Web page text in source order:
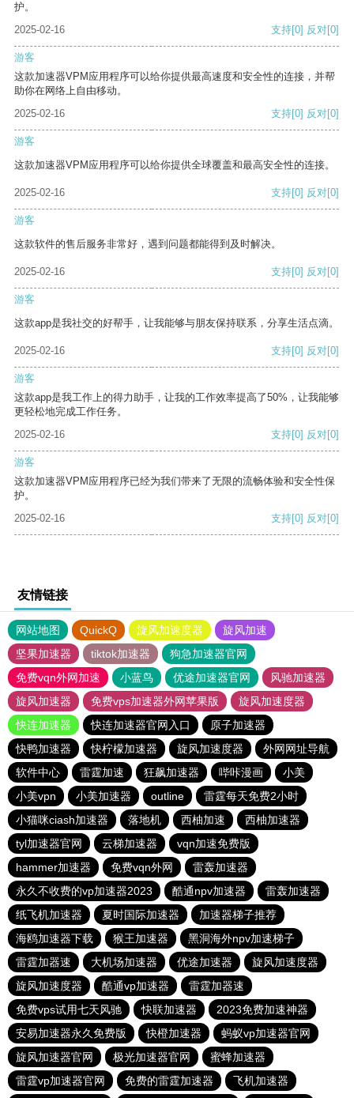
护。
2025-02-16
支持[0] 反对[0]
游客
这款加速器VPM应用程序可以给你提供最高速度和安全性的连接，并帮
助你在网络上自由移动。
2025-02-16
支持[0] 反对[0]
游客
这款加速器VPM应用程序可以给你提供全球覆盖和最高安全性的连接。
2025-02-16 支持[0] 反对[0]
游客
这款软件的售后服务非常好，遇到问题都能得到及时解决。
2025-02-16 支持[0] 反对[0]
游客
这款app是我社交的好帮手，让我能够与朋友保持联系，分享生活点滴。
2025-02-16 支持[0] 反对[0]
游客
这款app是我工作上的得力助手，让我的工作效率提高了50%，让我能够
更轻松地完成工作任务。
2025-02-16
支持[0] 反对[0]
游客
这款加速器VPM应用程序已经为我们带来了无限的流畅体验和安全性保
护。
2025-02-16
支持[0] 反对[0]
友情链接
网站地图 QuickQ 旋风加速度器
旋风加速
坚果加速器
tiktok加速器
狗急加速器官网
免费vqn外网加速
小蓝鸟 优途加速器官网
风驰加速器
旋风加速器
免费vps加速器外网苹果版
旋风加速度器
快连加速器
快连加速器官网入口
原子加速器
快鸭加速器
快柠檬加速器 旋风加速度器
外网网址导航
软件中心
雷霆加速 狂飙加速器 哔咔漫画
小美
小美vpn
小美加速器 outline
雷霆每天免费2小时
小猫咪ciash加速器
落地机 西柚加速
西柚加速器
tyl加速器官网
云梯加速器
vqn加速免费版
hammer加速器
免费vqn外网
雷轰加速器
永久不收费的vp加速器2023
酷通npv加速器
雷轰加速器
纸飞机加速器
夏时国际加速器
加速器梯子推荐
海鸥加速器下载
猴王加速器
黑洞海外npv加速梯子
雷霆加器速
大机场加速器 优途加速器
旋风加速度器
旋风加速度器
酷通vp加速器
雷霆加器速
免费vps试用七天风驰
快联加速器
2023免费加速神器
安易加速器永久免费版
快橙加速器
蚂蚁vp加速器官网
旋风加速器官网
极光加速器官网
蜜蜂加速器
雷霆vp加速器官网
免费的雷霆加速器 飞机加速器